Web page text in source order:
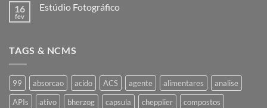
Nota
16
fev
Estúdio Fotográfico
Fotográfico
TAGS & NCMS
99 absorcao acido ACS agente alimentares
analise
APIs
ativo bherzog capsula chepplier
compostos